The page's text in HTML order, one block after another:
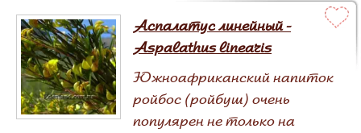
Аспалатус линейный -
Aspalathus linearis
Южноафриканский напиток
ройбос (ройбуш) очень
популярен не только на